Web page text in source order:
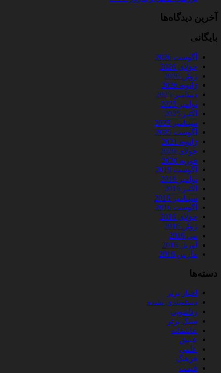
آخرین دیدگاه‌ها
بایگانی
آگوست 2026
جولای 2026
ژوئن 2026
ژانویه 2026
دسامبر 2025
نوامبر 2025
اکتبر 2025
سپتامبر 2025
آگوست 2025
ژانویه 2021
جولای 2020
فوریه 2020
آگوست 2019
نوامبر 2016
اکتبر 2016
سپتامبر 2016
آگوست 2016
جولای 2016
ژوئن 2016
می 2016
آوریل 2016
مارس 2016
دسته‌ها
اخبار برتر
دسته‌بندی نشده
زناشویی
سبک برتر
عاشقانه
عشق
علمی
فرهنگ
قیمت